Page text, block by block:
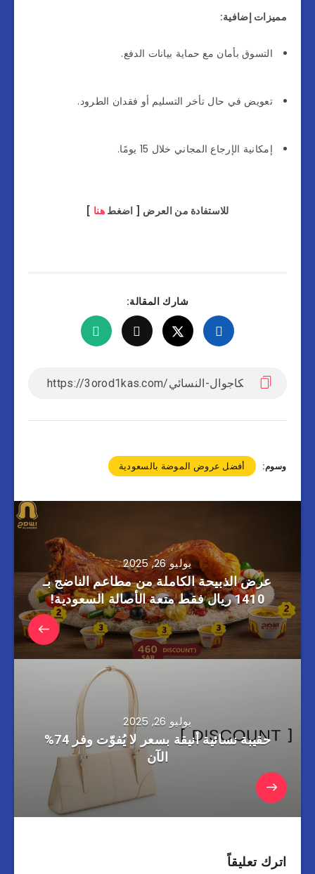
مميزات إضافية:
التسوق بأمان مع حماية بيانات الدفع.
تعويض في حال تأخر التسليم أو فقدان الطرود.
إمكانية الإرجاع المجاني خلال 15 يومًا.
للاستفادة من العرض [ اضغط هنا ]
شارك المقالة:
وسوم: أفضل عروض الموضة بالسعودية
يوليو 26, 2025
عرض الذبيحة الكاملة من مطاعم الناضج بـ
1410 ريال فقط متعة الأصالة السعودية!
يوليو 26, 2025
حقيبة نسائية أنيقة بسعر لا يُفوّت وفر 74%
الآن
اترك تعليقاً